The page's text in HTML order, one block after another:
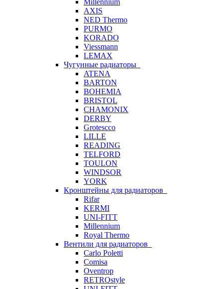
Millennium
AXIS
NED Thermo
PURMO
KORADO
Viessmann
LEMAX
Чугунные радиаторы
ATENA
BARTON
BOHEMIA
BRISTOL
CHAMONIX
DERBY
Grotescco
LILLE
READING
TELFORD
TOULON
WINDSOR
YORK
Кронштейны для радиаторов
Rifar
KERMI
UNI-FITT
Millennium
Royal Thermo
Вентили для радиаторов
Carlo Poletti
Comisa
Oventrop
RETROstyle